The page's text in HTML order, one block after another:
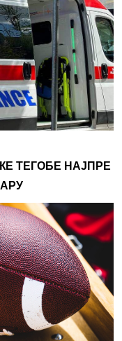
ТЕГОБЕ НАЈПРЕ